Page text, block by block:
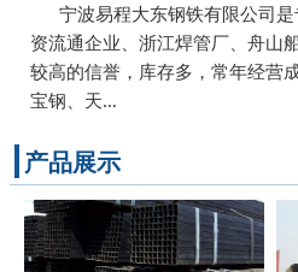
宁波易程大东钢铁有限公司是
资流通企业、浙江焊管厂、舟山
较高的信誉，库存多，常年经营
宝钢、天…
产品展示